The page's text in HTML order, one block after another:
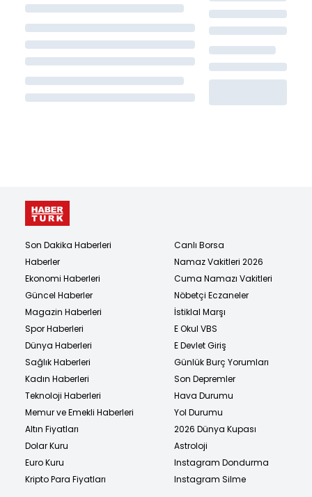
Son Dakika Haberleri
Haberler
Ekonomi Haberleri
Güncel Haberler
Magazin Haberleri
Spor Haberleri
Dünya Haberleri
Sağlık Haberleri
Kadın Haberleri
Teknoloji Haberleri
Memur ve Emekli Haberleri
Altın Fiyatları
Dolar Kuru
Euro Kuru
Kripto Para Fiyatları
Canlı Borsa
Namaz Vakitleri 2026
Cuma Namazı Vakitleri
Nöbetçi Eczaneler
İstiklal Marşı
E Okul VBS
E Devlet Giriş
Günlük Burç Yorumları
Son Depremler
Hava Durumu
Yol Durumu
2026 Dünya Kupası
Astroloji
Instagram Dondurma
Instagram Silme